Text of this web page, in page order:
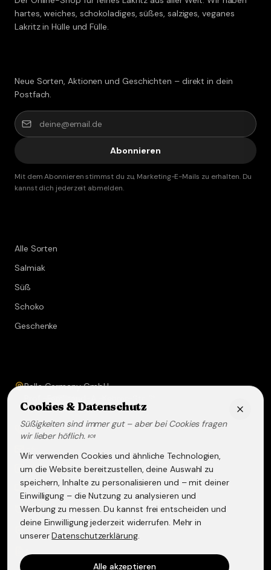
hartes, weiches, schokoladiges, süßes, salziges, veganes
Lakritz in Hülle und Fülle.
Neue Sorten, Aktionen und Geschichten – direkt in dein
Postfach.
Abonnieren
Mit dem Abonnieren stimmst du zu, Marketing-E-Mails zu erhalten. Du
kannst dich jederzeit abmelden.
Alle Sorten
Salmiak
Süß
Schoko
Geschenke
Bella Germany GmbH
67583 Guntersblum
+49 (0) 6249 - 293158
@lakritzspezialitaeten
Versand & Lieferung
Widerruf & Rückgabe
Datenschutzerklärung
Cookies & Datenschutz
Süßigkeiten sind immer gut – aber bei Cookies fragen
wir lieber höflich. 🍬
Wir verwenden Cookies und ähnliche Technologien,
um die Website bereitzustellen, deine Auswahl zu
speichern, Inhalte zu personalisieren und – mit deiner
Einwilligung – die Nutzung zu analysieren und
Werbung zu messen. Du kannst frei entscheiden und
deine Einwilligung jederzeit widerrufen. Mehr in
unserer Datenschutzerklärung.
Alle akzeptieren